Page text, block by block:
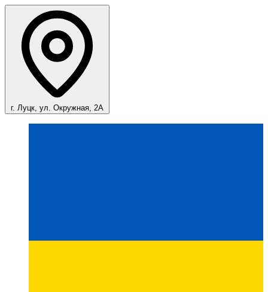
г. Луцк, ул. Окружная, 2А